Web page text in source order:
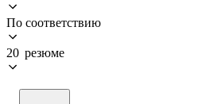
По соответствию
20 резюме